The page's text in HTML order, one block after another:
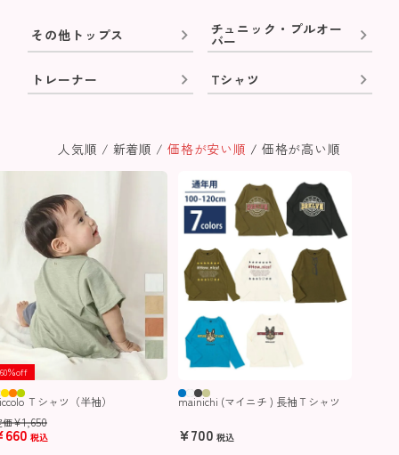
その他トップス チュニック・プルオー
バー
トレーナー Tシャツ
人気順 新着順 価格が安い順 価格が高い順
60％off
Ｔシャツ（半袖）
価¥1,650
660 税込
mainichi (マイニチ ) 長袖Ｔシャツ
¥700 税込